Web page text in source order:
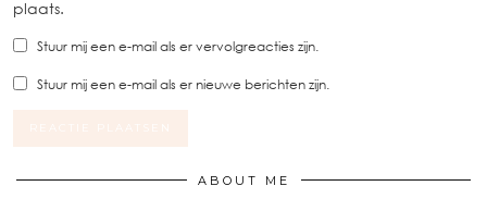
plaats.
Stuur mij een e-mail als er vervolgreacties zijn.
Stuur mij een e-mail als er nieuwe berichten zijn.
ABOUT ME